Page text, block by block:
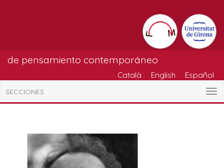
de pensamiento contemporáneo
Català English Español
SECCIONES